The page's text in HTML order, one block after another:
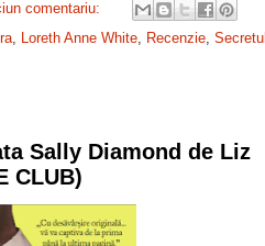
comentariu:
, Loreth Anne White, Recenzie, Secretul
Sally Diamond de Liz
CLUB)